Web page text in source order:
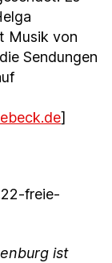
Musik von
Sendungen
]
freie-
ist